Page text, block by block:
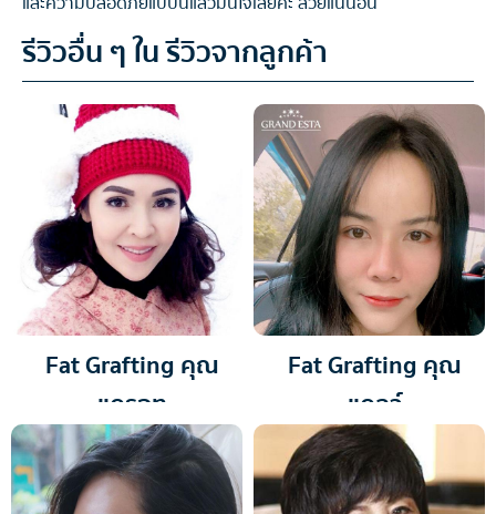
รีวิวอื่น ๆ ใน รีวิวจากลูกค้า
Fat Grafting คุณ
แครอท
Fat Grafting คุณ
แคลว์